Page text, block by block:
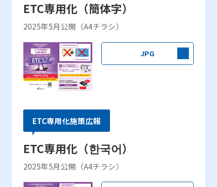
ETC専用化（簡体字）
2025年5月公開（A4チラシ）
JPG
ETC専用化施策広報
ETC専用化（한국어）
2025年5月公開（A4チラシ）